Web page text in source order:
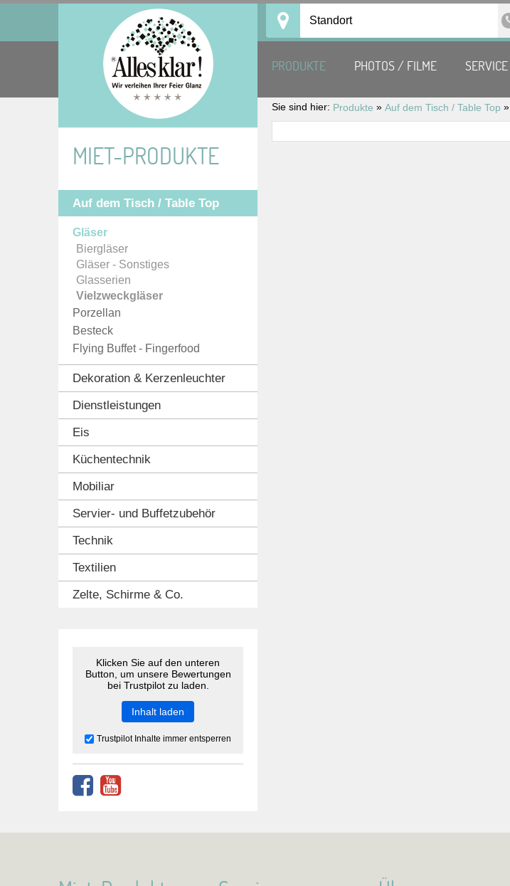
Standort
PRODUKTE PHOTOS / FILME SERVICE
Sie sind hier: Produkte » Auf dem Tisch / Table Top »
MIET-PRODUKTE
Auf dem Tisch / Table Top
Gläser
Biergläser
Gläser - Sonstiges
Glasserien
Vielzweckgläser
Porzellan
Besteck
Flying Buffet - Fingerfood
Dekoration & Kerzenleuchter
Dienstleistungen
Eis
Küchentechnik
Mobiliar
Servier- und Buffetzubehör
Technik
Textilien
Zelte, Schirme & Co.
Klicken Sie auf den unteren
Button, um unsere Bewertungen
bei Trustpilot zu laden.
Inhalt laden
Trustpilot Inhalte immer entsperren